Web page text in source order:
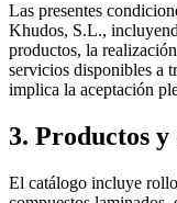
Las presentes
Khudos, S.L.,
productos, la
servicios disponibles a
implica la aceptación
3. Productos y
El catálogo incluye